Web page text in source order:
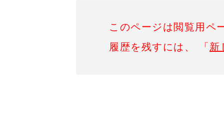
このページは閲覧用ペ
履歴を残すには、 「 新